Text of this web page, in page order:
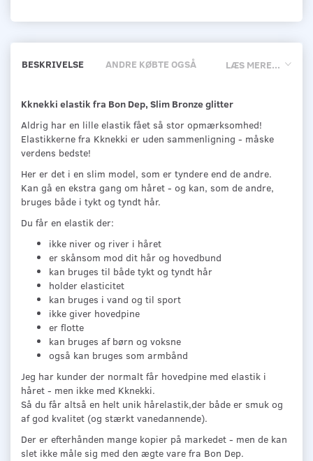
LÆS MERE...
BESKRIVELSE ANDRE KØBTE OGSÅ
Kknekki elastik fra Bon Dep, Slim Bronze glitter
Aldrig har en lille elastik fået så stor opmærksomhed!
Elastikkerne fra Kknekki er uden sammenligning - måske
verdens bedste!
Her er det i en slim model, som er tyndere end de andre.
Kan gå en ekstra gang om håret - og kan, som de andre,
bruges både i tykt og tyndt hår.
Du får en elastik der:
ikke niver og river i håret
er skånsom mod dit hår og hovedbund
kan bruges til både tykt og tyndt hår
holder elasticitet
kan bruges i vand og til sport
ikke giver hovedpine
er flotte
kan bruges af børn og voksne
også kan bruges som armbånd
Jeg har kunder der normalt får hovedpine med elastik i
håret - men ikke med Kknekki.
Så du får altså en helt unik hårelastik,der både er smuk og
af god kvalitet (og stærkt vanedannende).
Der er efterhånden mange kopier på markedet - men de kan
slet ikke måle sig med den ægte vare fra Bon Dep.